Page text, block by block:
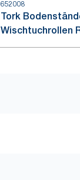
652008
Tork
Wischtuchrollen
Schwarz W1